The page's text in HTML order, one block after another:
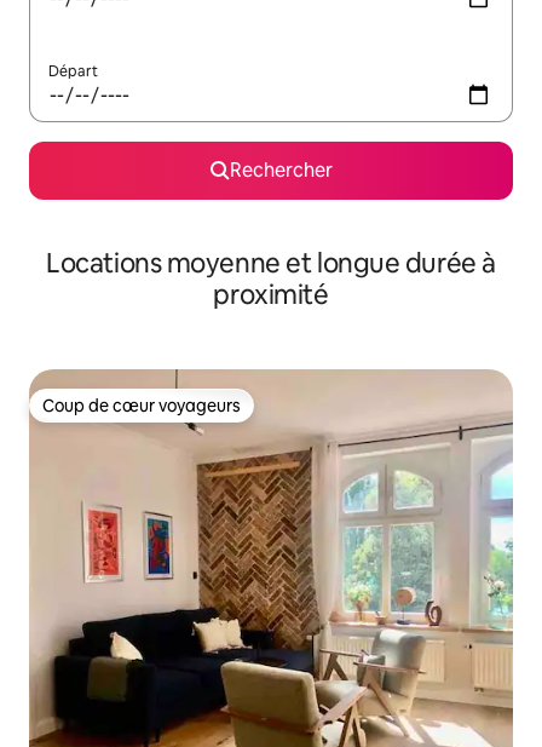
Départ
Rechercher
Locations moyenne et longue durée à
proximité
Coup de cœur voyageurs
Coup de cœur voyageurs